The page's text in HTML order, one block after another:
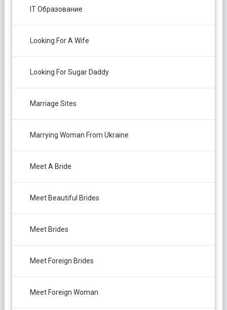
IT Образование
Looking For A Wife
Looking For Sugar Daddy
Marriage Sites
Marrying Woman From Ukraine
Meet A Bride
Meet Beautiful Brides
Meet Brides
Meet Foreign Brides
Meet Foreign Woman